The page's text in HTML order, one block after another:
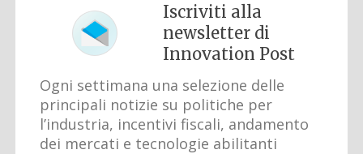
Iscriviti alla
newsletter di
Innovation Post
Ogni settimana una selezione delle
principali notizie su politiche per
l’industria, incentivi fiscali, andamento
dei mercati e tecnologie abilitanti